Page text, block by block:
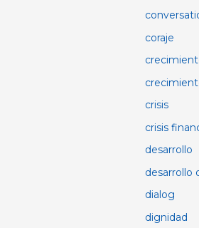
coraje
crisis
crisis
desarrollo
desarrollo
dialog
dignidad